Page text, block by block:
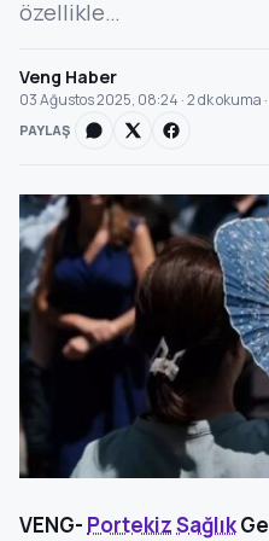
özellikle…
Veng Haber
03 Ağustos 2025, 08:24 · 2 dk okuma
PAYLAŞ
VENG- PortekizSağlık